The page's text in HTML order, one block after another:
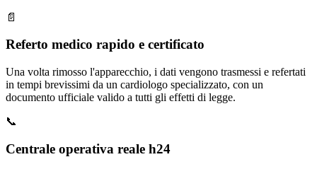
📄
Referto medico rapido e certificato
Una volta rimosso l'apparecchio, i dati vengono trasmessi e refertati
in tempi brevissimi da un cardiologo specializzato, con un
documento ufficiale valido a tutti gli effetti di legge.
📞
Centrale operativa reale h24